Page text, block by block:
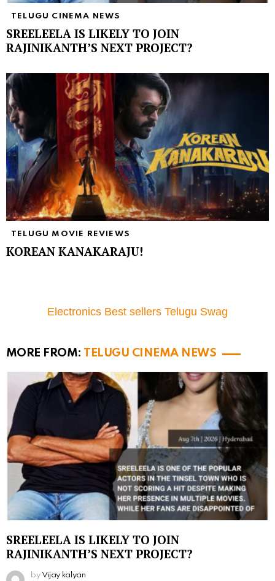
TELUGU CINEMA NEWS
SREELEELA IS LIKELY TO JOIN
RAJINIKANTH’S NEXT PROJECT?
TELUGU MOVIE REVIEWS
KOREAN KANAKARAJU!
Electronics Best sellers Telugu Swag
MORE FROM: TELUGU CINEMA NEWS
SREELEELA IS LIKELY TO JOIN
RAJINIKANTH’S NEXT PROJECT?
by Vijay kalyan